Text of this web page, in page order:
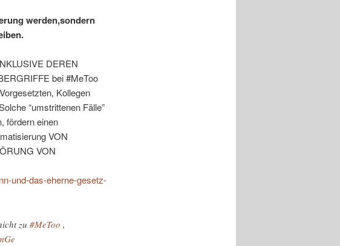
werden,sondern
DEREN
bei #MeToo
Kollegen
“umstrittenen Fälle”
fördern einen
VON
VON
und-das-eherne-gesetz-
zu #MeToo ,